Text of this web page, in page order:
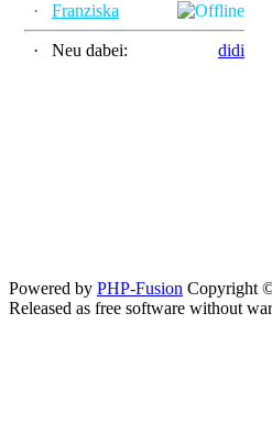
·
Franziska
· Neu dabei: didi
Powered by PHP-Fusion Copyright
Released as free software without